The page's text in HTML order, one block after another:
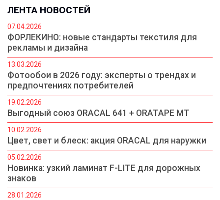
ЛЕНТА НОВОСТЕЙ
07.04.2026
ФОРЛЕКИНО: новые стандарты текстиля для
рекламы и дизайна
13.03.2026
Фотообои в 2026 году: эксперты о трендах и
предпочтениях потребителей
19.02.2026
Выгодный союз ORACAL 641 + ORATAPE MT
10.02.2026
Цвет, свет и блеск: акция ORACAL для наружки
05.02.2026
Новинка: узкий ламинат F-LITE для дорожных
знаков
28.01.2026